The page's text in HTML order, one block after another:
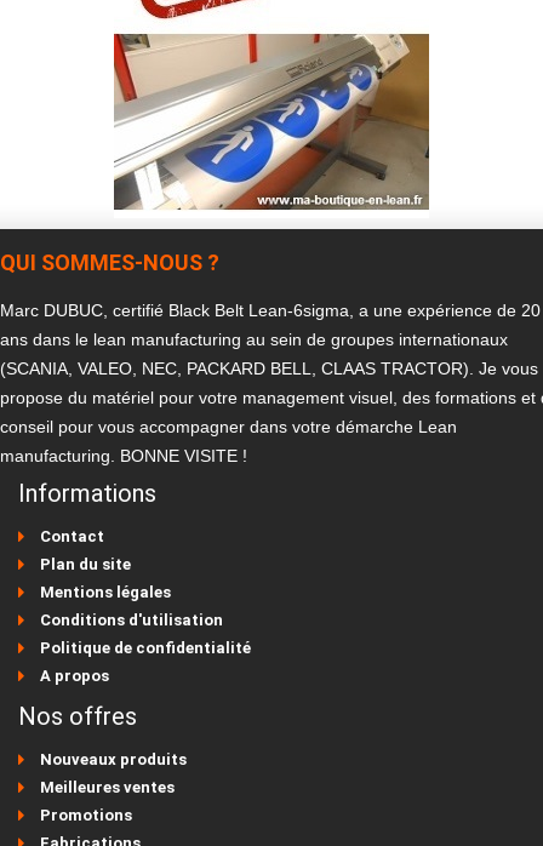
QUI SOMMES-NOUS ?
Marc DUBUC, certifié Black Belt Lean-6sigma, a une expérience de 20
ans dans le lean manufacturing au sein de groupes internationaux
(SCANIA, VALEO, NEC, PACKARD BELL, CLAAS TRACTOR). Je vous
propose du matériel pour votre management visuel, des formations et
conseil pour vous accompagner dans votre démarche Lean
manufacturing. BONNE VISITE !
Informations
Contact
Plan du site
Mentions légales
Conditions d'utilisation
Politique de confidentialité
A propos
Nos offres
Nouveaux produits
Meilleures ventes
Promotions